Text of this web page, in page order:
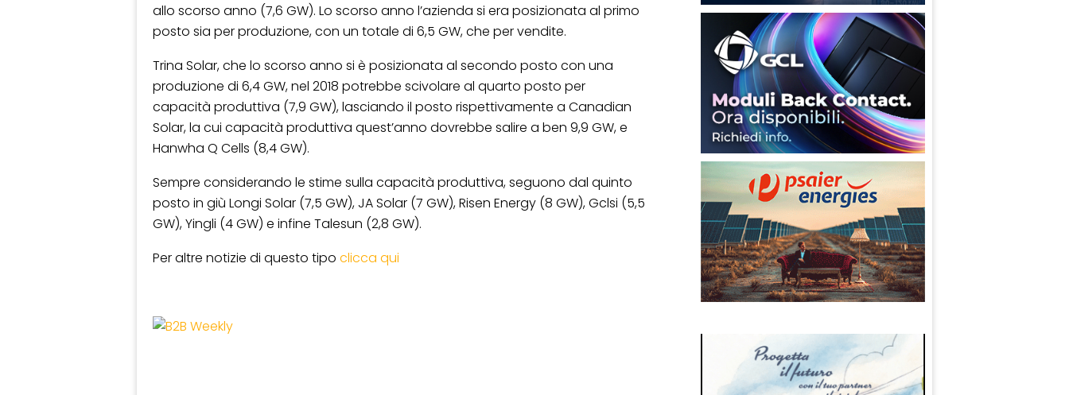
allo scorso anno (7,6 GW). Lo scorso anno l’azienda si era posizionata al primo
posto sia per produzione, con un totale di 6,5 GW, che per vendite.
Trina Solar, che lo scorso anno si è posizionata al secondo posto con una
produzione di 6,4 GW, nel 2018 potrebbe scivolare al quarto posto per
capacità produttiva (7,9 GW), lasciando il posto rispettivamente a Canadian
Solar, la cui capacità produttiva quest’anno dovrebbe salire a ben 9,9 GW, e
Hanwha Q Cells (8,4 GW).
Sempre considerando le stime sulla capacità produttiva, seguono dal quinto
posto in giù Longi Solar (7,5 GW), JA Solar (7 GW), Risen Energy (8 GW), Gclsi (5,5
GW), Yingli (4 GW) e infine Talesun (2,8 GW).
Per altre notizie di questo tipo clicca qui